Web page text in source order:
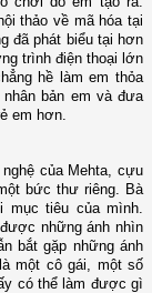
thảo về mã hóa tại
đã phát biểu tại hơn
trình điện thoại lớn
hề làm em thỏa
bản em và đưa
em hơn.
của Mehta, cựu
bức thư riêng. Bà
mục tiêu của mình.
những ánh nhìn
bắt gặp những ánh
một cô gái, một số
có thể làm được gì